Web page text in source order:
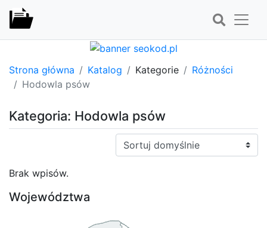
Strona główna Katalog Kategorie
Różności
Hodowla psów
Kategoria: Hodowla psów
Sortuj:
Brak wpisów.
Województwa